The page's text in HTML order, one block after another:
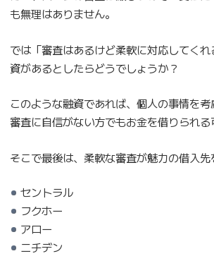
も無理はありません。
では「審査はあるけど柔軟に対応してく
資があるとしたらどうでしょうか？
このような融資であれば、個人の事情を考
審査に自信がない方でもお金を借りられる
そこで最後は、柔軟な審査が魅力の借入先
セントラル
フクホー
アロー
ニチデン